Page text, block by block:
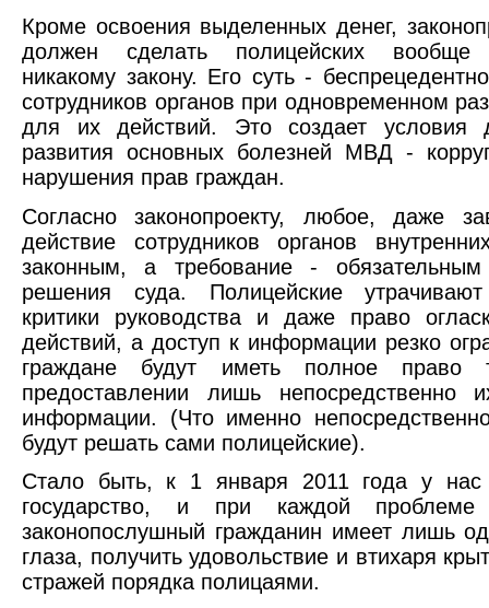
Кроме освоения выделенных денег,
должен сделать полицейских вообще
никакому закону. Его суть -
сотрудников органов при одновременном
для их действий. Это создает условия
развития основных болезней МВД -
нарушения прав граждан.
Согласно законопроекту, любое, даже
действие сотрудников органов
законным, а требование -
решения суда. Полицейские
критики руководства и даже право
действий, а доступ к информации резко
граждане будут иметь полное право
предоставлении лишь непосредственно
информации. (Что именно
будут решать сами полицейские).
Стало быть, к 1 января 2011 года у нас
государство, и при каждой
законопослушный гражданин имеет лишь
глаза, получить удовольствие и втихаря
стражей порядка полицаями.